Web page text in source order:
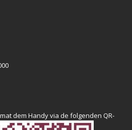
dem Handy via de folgenden QR-